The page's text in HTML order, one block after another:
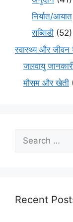
निर्यात/आयात
सब्सिडी (52)
स्वास्थ्य और जीवन
जलवायु
मौसम और खेती
Recent